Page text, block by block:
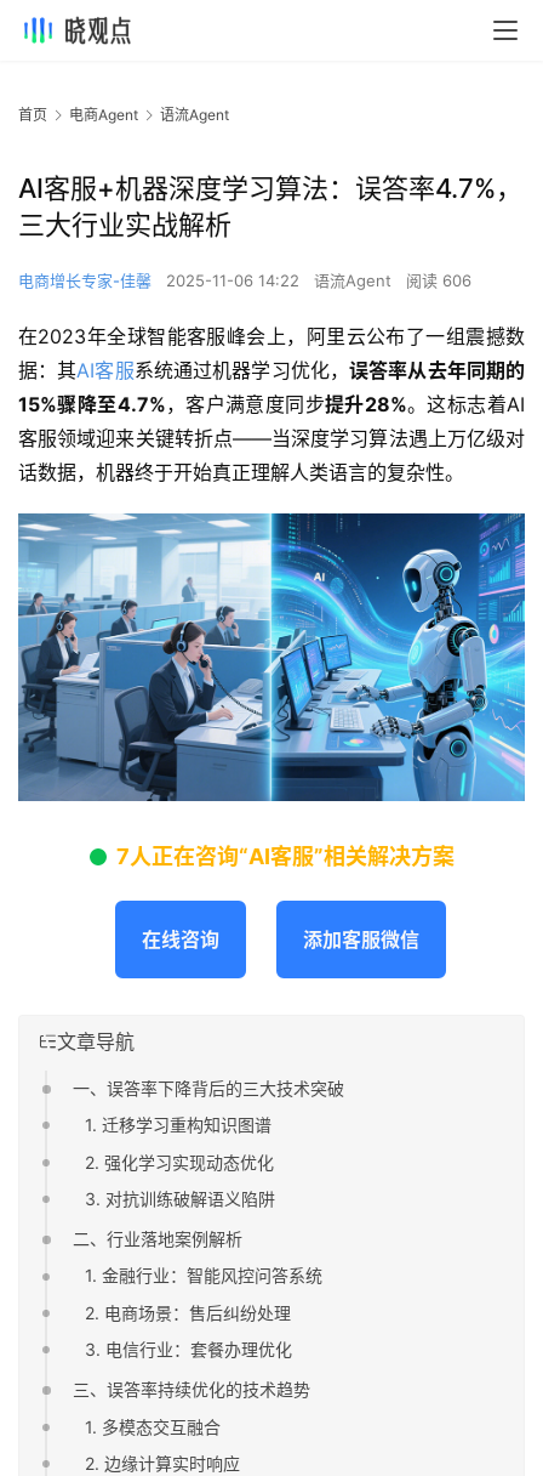
首页 电商Agent 语流Agent
AI客服+机器深度学习算法：误答率4.7%，
三大行业实战解析
电商增长专家-佳馨 2025-11-06 14:22 语流Agent 阅读 606
在2023年全球智能客服峰会上，阿里云公布了一组震撼数
据：其AI客服系统通过机器学习优化，误答率从去年同期的
15%骤降至4.7%，客户满意度同步提升28%。这标志着AI
客服领域迎来关键转折点——当深度学习算法遇上万亿级对
话数据，机器终于开始真正理解人类语言的复杂性。
7人正在咨询“AI客服”相关解决方案
在线咨询 添加客服微信
文章导航
一、误答率下降背后的三大技术突破
1. 迁移学习重构知识图谱
2. 强化学习实现动态优化
3. 对抗训练破解语义陷阱
二、行业落地案例解析
1. 金融行业：智能风控问答系统
2. 电商场景：售后纠纷处理
3. 电信行业：套餐办理优化
三、误答率持续优化的技术趋势
1. 多模态交互融合
2. 边缘计算实时响应